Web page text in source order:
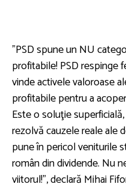
”PSD spune un NU
profitabile! PSD respinge
vinde activele valoroase
profitabile pentru a
Este o soluţie
rezolvă cauzele reale ale
pune în pericol veniturile
român din dividende. Nu
viitorul!”, declară Mihai